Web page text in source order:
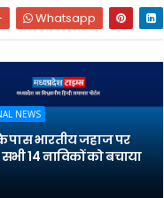
Whatsapp
NEWS
भारतीय जहाज पर
14 नाविकों को बचाया